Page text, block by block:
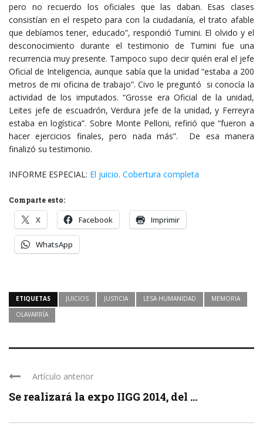
pero no recuerdo los oficiales que las daban. Esas clases
consistían en el respeto para con la ciudadanía, el trato afable
que debíamos tener, educado”, respondió Tumini. El olvido y el
desconocimiento durante el testimonio de Tumini fue una
recurrencia muy presente. Tampoco supo decir quién eral el jefe
Oficial de Inteligencia, aunque sabía que la unidad “estaba a 200
metros de mi oficina de trabajo”. Civo le preguntó si conocía la
actividad de los imputados. “Grosse era Oficial de la unidad,
Leites jefe de escuadrón, Verdura jefe de la unidad, y Ferreyra
estaba en logística”. Sobre Monte Pelloni, refirió que “fueron a
hacer ejercicios finales, pero nada más”. De esa manera
finalizó su testimonio.
INFORME ESPECIAL: El juicio. Cobertura completa
Comparte esto:
X Facebook Imprimir
WhatsApp
ETIQUETAS JUICIOS JUSTICIA LESA HUMANIDAD
MEMORIA
OLAVARRÍA
Artículo anterior
Se realizará la expo IIGG 2014, del ...